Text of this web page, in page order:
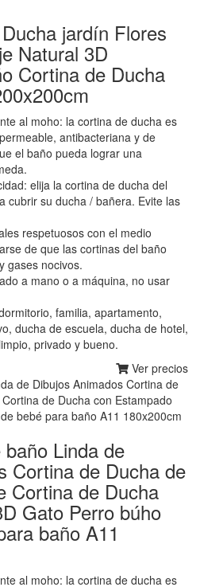
jardín Flores
Natural 3D
Cortina de Ducha
al moho: la cortina de ducha es
antibacteriana y de
el baño pueda lograr una
elija la cortina de ducha del
cubrir su ducha / bañera. Evite las
respetuosos con el medio
de que las cortinas del baño
gases nocivos.
a mano o a máquina, no usar
familia, apartamento,
ducha de escuela, ducha de hotel,
privado y bueno.
Ver precios
Linda de
Cortina de Ducha de
Cortina de Ducha
Gato Perro búho
baño A11
al moho: la cortina de ducha es